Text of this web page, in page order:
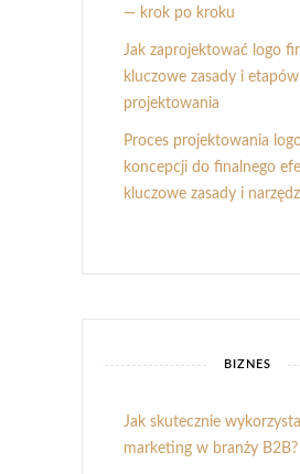
— krok po kroku
Jak zaprojektować logo
kluczowe zasady i etapów
projektowania
Proces projektowania
koncepcji do finalnego
kluczowe zasady i
BIZNES
Jak skutecznie
marketing w branży B2B?